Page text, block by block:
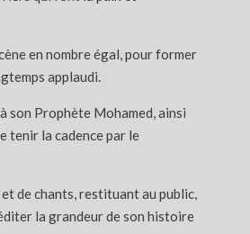
en nombre égal, pour former
applaudi.
son Prophète Mohamed, ainsi
tenir la cadence par le
de chants, restituant au public,
la grandeur de son histoire